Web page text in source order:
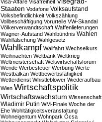
Visa-Affäre Visafreiheit
Staaten Vodafone Volksaufstand
Volksbefindlichkeit Volkszählung
Vollbeschäftigung Vorurteile VW-Skandal
Völkerverwandtschaft Waffenlieferungen
Wagner-Aufstand Wahlbündnis Wahlen
Wahlfälschung Wahlgesetz
Wahlkampf Wallfahrt Wechselkurs
Weihnachten Weltbank Weltkrieg
Weltmeisterschaft Weltwirtschaftsforum
Wende Werbesteuer Werbung Werte
Westbalkan Wettbewerbsfähigkeit
Wetterdienst Whistleblower Wiederaufbau
Wien Wirtschaftspolitik
Wirtschaftswachstum Wissenschaft
Wladimir Putin WM-Finale Woche der
Ehe Wohltätigkeitsveranstaltung
Wohneigentum Wohnpark Ócsa